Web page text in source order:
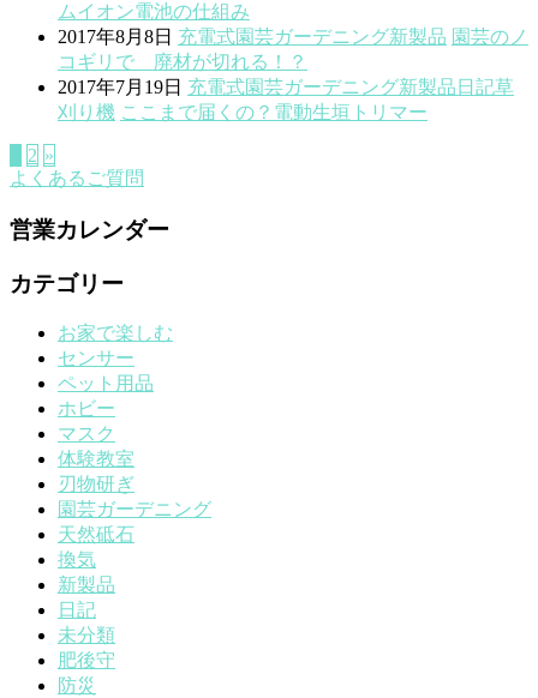
ムイオン電池の仕組み
2017年8月8日 充電式園芸ガーデニング新製品 園芸のノ
コギリで 廃材が切れる！？
2017年7月19日 充電式園芸ガーデニング新製品 日記草
刈り機 ここまで届くの？電動生垣トリマー
2 »
よくあるご質問
営業カレンダー
カテゴリー
お家で楽しむ
センサー
ペット用品
ホビー
マスク
体験教室
刃物研ぎ
園芸ガーデニング
天然砥石
換気
新製品
日記
未分類
肥後守
防災